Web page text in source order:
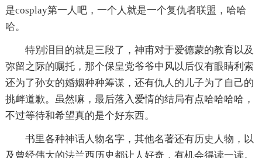
是cosplay第一人吧，一个人就是一个复仇者联盟，哈哈
哈。
特别泪目的就是三段了，神甫对于爱德蒙的教育以及
弥留之际的嘱托，那个保皇党爷爷中风以后仅有眼睛利索
还为了孙女的婚姻种种筹谋，还有仇人的儿子为了自己的
挑衅道歉。虽然嘛，最后落入爱情的结局有点哈哈哈哈，
不过等待和希望真的是个好东西。
书里各种神话人物名字，其他名著还有历史人物，以
及曾经伟大的法兰西历史都让人好奇，有机会得读一读。